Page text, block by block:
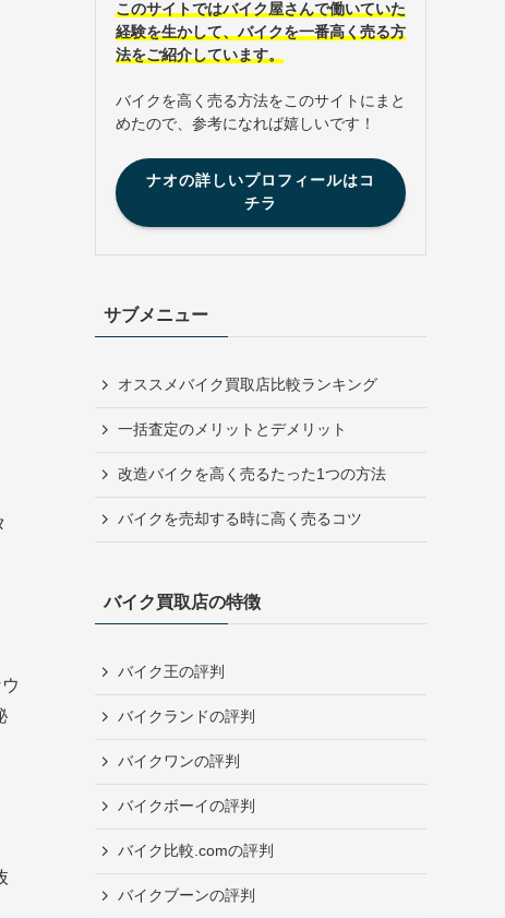
このサイトではバイク屋さんで働いていた
経験を生かして、バイクを一番高く売る方
法をご紹介しています。
バイクを高く売る方法をこのサイトにまと
めたので、参考になれば嬉しいです！
ナオの詳しいプロフィールはコ
チラ
サブメニュー
オススメバイク買取店比較ランキング
一括査定のメリットとデメリット
改造バイクを高く売るたった1つの方法
バイクを売却する時に高く売るコツ
バイク買取店の特徴
バイク王の評判
バイクランドの評判
バイクワンの評判
バイクボーイの評判
バイク比較.comの評判
バイクブーンの評判